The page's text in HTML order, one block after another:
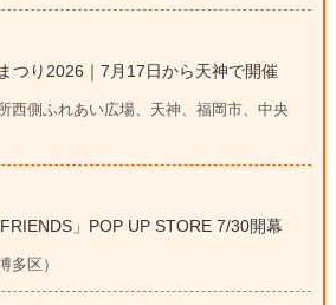
つり2026｜7月17日から天神で開催
西側ふれあい広場、天神、福岡市、中央
」POP UP STORE 7/30開幕
多区）